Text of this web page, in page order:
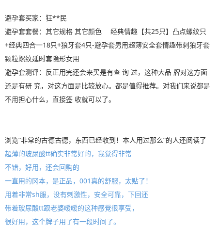
避孕套买家：狂**民
避孕套套餐：其它规格 其它颜色 经典情趣【共25只】凸点螺纹只
+经典四合一18只+狼牙套4只-避孕套男用超薄安全套情趣带刺狼牙套
颗粒螺纹延时套隐形女用
避孕套测评：反正用完还会来买是有查 询 过，这种大品 牌对这方面
还是有研 究，对这方面是比较放心。都是值得推荐。对我们来说都是
不用担心什么，直接签 收就可以了。
浏览“非常的古德古德，东西已经收到！本人用过那么”的人还阅读了
超薄的玻尿酸tt确实非常好的，我觉得非常
不错，好用，还会回购的
一直用的冈本，是正品，001真的舒服，太贴了！
用着非常sh服，没有刺激性，安全可靠，下回还
带着玻尿酸tt跟老婆嗳嗳的这种感覺很享受，
很好用，这个牌子用了有一段时间了。